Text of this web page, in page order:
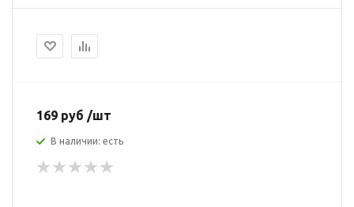
169 руб /шт
В наличии: есть